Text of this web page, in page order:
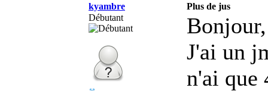
kyambre
Plus de jus
Débutant
Bonjour,
J'ai un
n'ai que